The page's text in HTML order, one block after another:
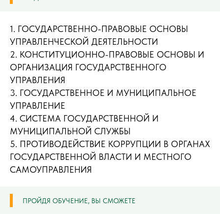
1. ГОСУДАРСТВЕННО-ПРАВОВЫЕ ОСНОВЫ
УПРАВЛЕНЧЕСКОЙ ДЕЯТЕЛЬНОСТИ
2. КОНСТИТУЦИОННО-ПРАВОВЫЕ ОСНОВЫ И
ОРГАНИЗАЦИЯ ГОСУДАРСТВЕННОГО
УПРАВЛЕНИЯ
3. ГОСУДАРСТВЕННОЕ И МУНИЦИПАЛЬНОЕ
УПРАВЛЕНИЕ
4. СИСТЕМА ГОСУДАРСТВЕННОЙ И
МУНИЦИПАЛЬНОЙ СЛУЖБЫ
5. ПРОТИВОДЕЙСТВИЕ КОРРУПЦИИ В ОРГАНАХ
ГОСУДАРСТВЕННОЙ ВЛАСТИ И МЕСТНОГО
САМОУПРАВЛЕНИЯ
ПРОЙДЯ ОБУЧЕНИЕ, ВЫ СМОЖЕТЕ